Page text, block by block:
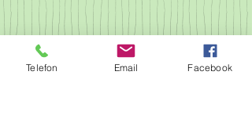
Telefon Email Facebook